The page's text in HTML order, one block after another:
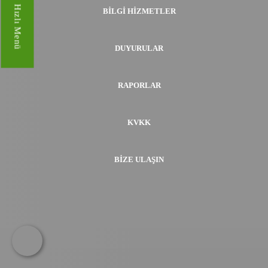
Hızlı Menü BILGI HIZMETLER
DUYURULAR
RAPORLAR
KVKK
BIZE ULAŞIN